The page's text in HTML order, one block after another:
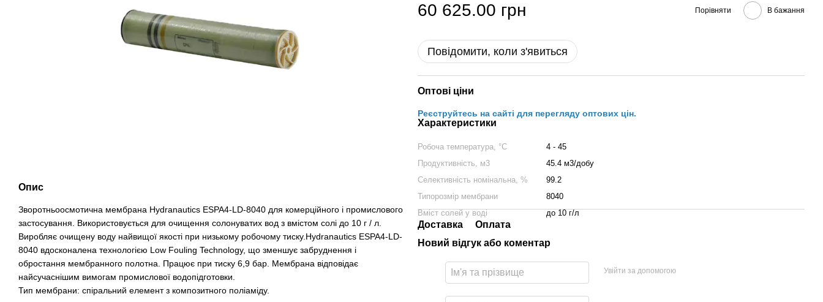
Опис
Зворотньоосмотична мембрана Hydranautics ESPA4-LD-8040 для комерційного і промислового
застосування. Використовується для очищення солонуватих вод з вмістом солі до 10 г / л.
Виробляє очищену воду найвищої якості при низькому робочому тиску.Hydranautics ESPA4-LD-
8040 вдосконалена технологією Low Fouling Technology, що зменшує забруднення і
обростання мембранного полотна. Працює при тиску 6,9 бар. Мембрана відповідає
найсучаснішим вимогам промислової водопідготовки.
Тип мембрани: спіральний елемент з композитного поліаміду.
60 625.00 грн Порівняти В бажання
Повідомити, коли з'явиться
Оптові ціни
Реєструйтесь на сайті для перегляду оптових цін.
Характеристики
Робоча температура, °C
4 - 45
Продуктивність, м3
45.4 м3/добу
Селективність номінальна, %
99.2
Типорозмір мембрани
8040
Вміст солей у воді
до 10 г/л
Доставка
Оплата
Новий відгук або коментар
Увійти за допомогою